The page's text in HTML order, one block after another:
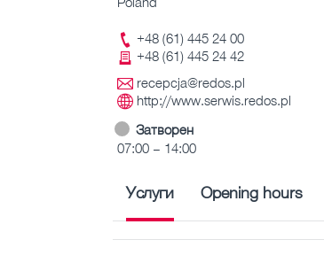
+48 (61) 445 24 00
+48 (61) 445 24 42
recepcja@redos.pl
http://www.serwis.redos.pl
Затворен
07:00 – 14:00
Услуги Opening hours